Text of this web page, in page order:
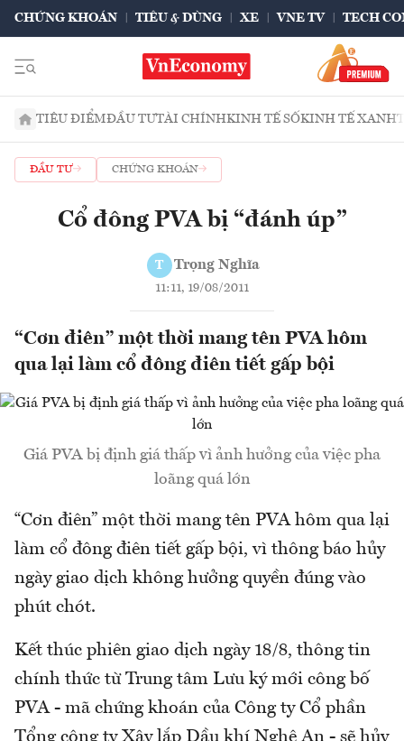
CHỨNG KHOÁN TIÊU & DÙNG XE VNE TV TECH
TIÊU ĐIỂMĐẦU TƯTÀI CHÍNHKINH TẾ SỐKINH TẾ XANH
ĐẦU TƯ CHỨNG KHOÁN
Cổ đông PVA bị “đánh úp”
T Trọng Nghĩa
11:11, 19/08/2011
“Cơn điên” một thời mang tên PVA hôm
qua lại làm cổ đông điên tiết gấp bội
Giá PVA bị định giá thấp vì ảnh hưởng của việc pha
loãng quá lớn
“Cơn điên” một thời mang tên PVA hôm qua lại
làm cổ đông điên tiết gấp bội, vì thông báo hủy
ngày giao dịch không hưởng quyền đúng vào
phút chót.
Kết thúc phiên giao dịch ngày 18/8, thông tin
chính thức từ Trung tâm Lưu ký mới công bố
PVA - mã chứng khoán của Công ty Cổ phần